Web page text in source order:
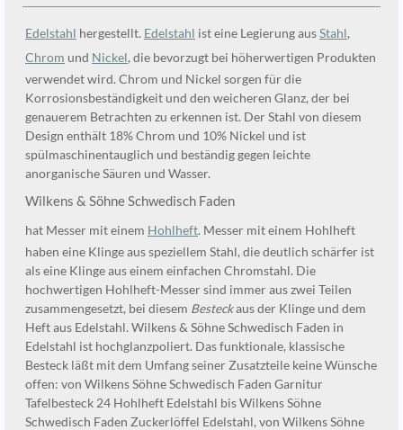
Edelstahl hergestellt. Edelstahl ist eine Legierung ausStahl,
Chrom und Nickel, die bevorzugt bei höherwertigen Produkten
verwendet wird. Chrom und Nickel sorgen für die
Korrosionsbeständigkeit und den weicheren Glanz, der bei
genauerem Betrachten zu erkennen ist. Der Stahl von diesem
Design enthält 18% Chrom und 10% Nickel und ist
spülmaschinentauglich und beständig gegen leichte
anorganische Säuren und Wasser.
Wilkens & Söhne Schwedisch Faden
hat Messer mit einem Hohlheft. Messer mit einem Hohlheft
haben eine Klinge aus speziellem Stahl, die deutlich schärfer ist
als eine Klinge aus einem einfachen Chromstahl. Die
hochwertigen Hohlheft-Messer sind immer aus zwei Teilen
zusammengesetzt, bei diesem Besteckaus der Klinge und dem
Heft aus Edelstahl. Wilkens & Söhne Schwedisch Faden in
Edelstahl ist hochglanzpoliert. Das funktionale, klassische
Besteck läßt mit dem Umfang seiner Zusatzteile keine Wünsche
offen: von Wilkens Söhne Schwedisch Faden Garnitur
Tafelbesteck 24 Hohlheft Edelstahl bis Wilkens Söhne
Schwedisch Faden Zuckerlöffel Edelstahl, von Wilkens Söhne